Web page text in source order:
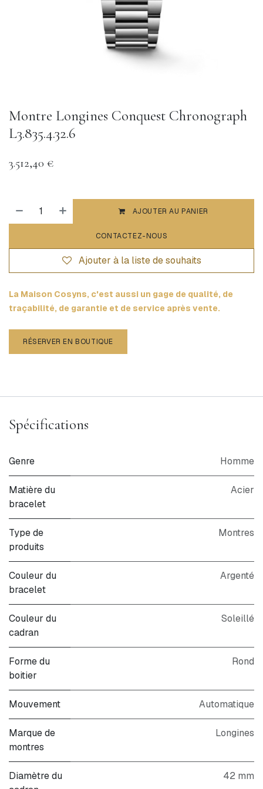
Montre Longines Conquest Chronograph
L3.835.4.32.6
3.512,40 €
AJOUTER AU PANIER
CONTACTEZ-NOUS
Ajouter à la liste de souhaits
La Maison Cosyns, c'est aussi un gage de qualité, de
traçabilité, de garantie et de service après vente.
RÉSERVER EN BOUTIQUE
Spécifications
Genre Homme
Matière du
bracelet
Acier
Type de
produits
Montres
Couleur du
bracelet
Argenté
Couleur du
cadran
Soleillé
Forme du
boitier
Rond
Mouvement Automatique
Marque de
montres
Longines
Diamètre du
42 mm